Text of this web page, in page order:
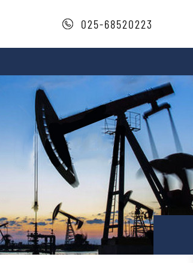
025-68520223